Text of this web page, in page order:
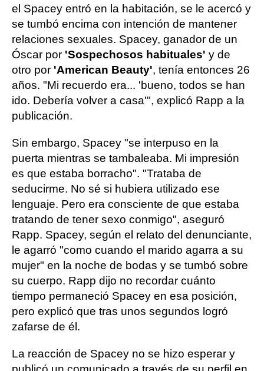
el Spacey entró en la habitación, se le acercó y
se tumbó encima con intención de mantener
relaciones sexuales. Spacey, ganador de un
Óscar por 'Sospechosos habituales' y de
otro por 'American Beauty', tenía entonces 26
años. "Mi recuerdo era... 'bueno, todos se han
ido. Debería volver a casa'", explicó Rapp a la
publicación.
Sin embargo, Spacey "se interpuso en la
puerta mientras se tambaleaba. Mi impresión
es que estaba borracho". "Trataba de
seducirme. No sé si hubiera utilizado ese
lenguaje. Pero era consciente de que estaba
tratando de tener sexo conmigo", aseguró
Rapp. Spacey, según el relato del denunciante,
le agarró "como cuando el marido agarra a su
mujer" en la noche de bodas y se tumbó sobre
su cuerpo. Rapp dijo no recordar cuánto
tiempo permaneció Spacey en esa posición,
pero explicó que tras unos segundos logró
zafarse de él.
La reacción de Spacey no se hizo esperar y